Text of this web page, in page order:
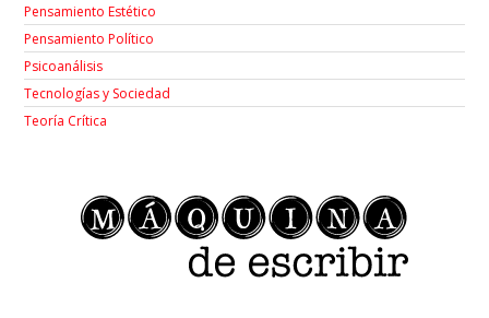
Pensamiento Estético
Pensamiento Político
Psicoanálisis
Tecnologías y Sociedad
Teoría Crítica